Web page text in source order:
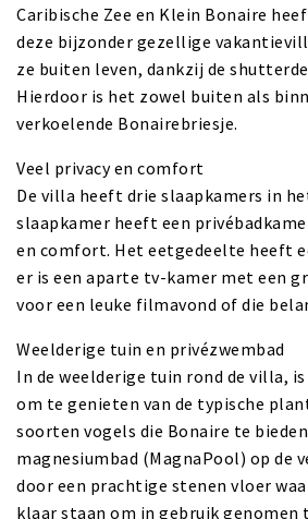
Caribische Zee en Klein Bonaire
deze bijzonder gezellige
ze buiten leven, dankzij de
Hierdoor is het zowel buiten als
verkoelende Bonairebriesje.
Veel privacy en comfort
De villa heeft drie slaapkamers in
slaapkamer heeft een
en comfort. Het eetgedeelte heeft
er is een aparte tv-kamer met een
voor een leuke filmavond of die
Weelderige tuin en privézwembad
In de weelderige tuin rond de villa,
om te genieten van de typische
soorten vogels die Bonaire te
magnesiumbad (MagnaPool) op de
door een prachtige stenen vloer
klaar staan om in gebruik genomen